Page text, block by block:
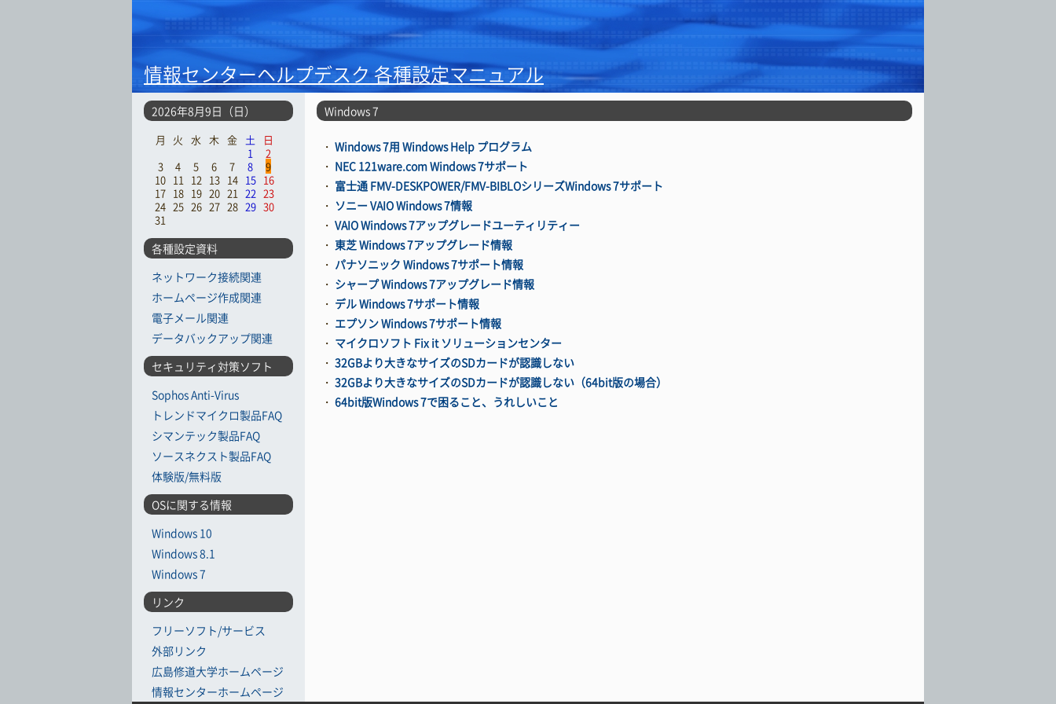
情報センターヘルプデスク 各種設定マニュアル
2026年8月9日（日）
月 火 水 木 金 土
日
1
2
3
4 5 6 7 8
9
10 11 12 13 14 15 16
17 18 19 20 21 22 23
24 25 26 27 28 29 30
31
各種設定資料
ネットワーク接続関連
ホームページ作成関連
電子メール関連
データバックアップ関連
セキュリティ対策ソフト
Sophos Anti-Virus
トレンドマイクロ製品FAQ
シマンテック製品FAQ
ソースネクスト製品FAQ
体験版/無料版
OSに関する情報
Windows 10
Windows 8.1
Windows 7
リンク
フリーソフト/サービス
外部リンク
広島修道大学ホームページ
情報センターホームページ
Windows 7
・ Windows 7用 Windows Help プログラム
・ NEC 121ware.com Windows 7サポート
・ 富士通 FMV-DESKPOWER/FMV-BIBLOシリーズWindows 7サポート
・ ソニー VAIO Windows 7情報
・ VAIO Windows 7アップグレードユーティリティー
・ 東芝 Windows 7アップグレード情報
・ パナソニック Windows 7サポート情報
・ シャープ Windows 7アップグレード情報
・ デル Windows 7サポート情報
・ エプソン Windows 7サポート情報
・ マイクロソフト Fix it ソリューションセンター
・ 32GBより大きなサイズのSDカードが認識しない
・ 32GBより大きなサイズのSDカードが認識しない（64bit版の場合）
・ 64bit版Windows 7で困ること、うれしいこと